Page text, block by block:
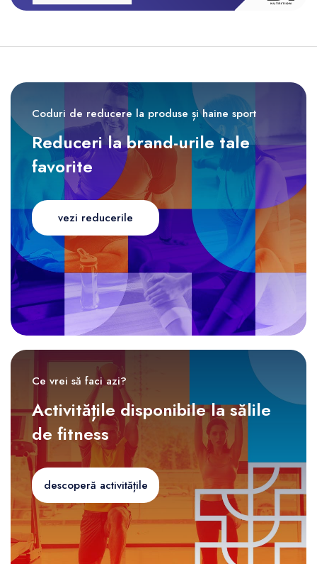
Coduri de reducere la produse și haine sport
Reduceri la brand-urile tale
favorite
vezi reducerile
Ce vrei să faci azi?
Activitățile disponibile la sălile
de fitness
descoperă activitățile